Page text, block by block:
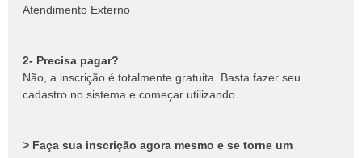
Atendimento Externo
2- Precisa pagar?
Não, a inscrição é totalmente gratuita. Basta fazer seu
cadastro no sistema e começar utilizando.
> Faça sua inscrição agora mesmo e se torne um